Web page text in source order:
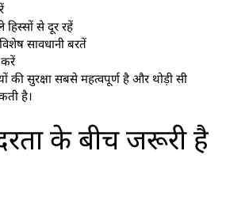
हिस्सों से दूर रहें
सावधानी बरतें
करें
की सुरक्षा सबसे महत्वपूर्ण है और थोड़ी सी
है।
के बीच जरूरी है